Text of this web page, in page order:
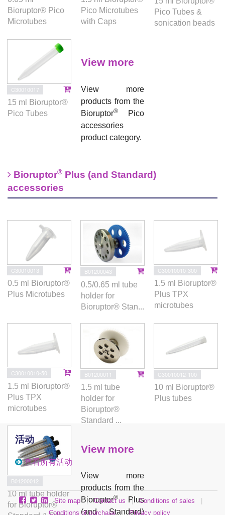
Bioruptor® Pico
Microtubes
Pico Microtubes
with Caps
Pico Tubes &
sonication beads
C30010017
15 ml Bioruptor®
Pico Tubes
View more
View more
products from the
Bioruptor®Pico
accessories
product category.
Bioruptor® Plus (and Standard)
accessories
C30010013
0.5 ml Bioruptor®
Plus Microtubes
B01200043
0.5/0.65 ml tube
holder for
Bioruptor® Stan...
C30010010-300
1.5 ml Bioruptor®
Plus TPX
microtubes
C30010010-50
1.5 ml Bioruptor®
Plus TPX
microtubes
B01200011
1.5 ml tube
holder for
Bioruptor®
Standard ...
C30010012-100
10 ml Bioruptor®
Plus tubes
B01200012
10 ml tube holder
for Bioruptor®
View more
View more
products from the
Bioruptor®Plus
(and Standard)
活动
查看所有活动
Site map | Contact us | Conditions of sales
|
Conditions of purchase
| Privacy policy